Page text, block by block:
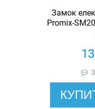
Замок
Promix-